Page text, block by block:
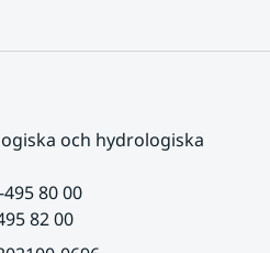
och hydrologiska
80 00
82 00